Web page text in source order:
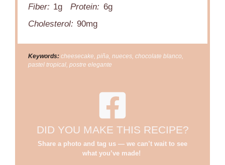
Fiber: 1g Protein: 6g
Cholesterol: 90mg
Keywords: cheesecake, piña, nueces, chocolate blanco,
pastel tropical, postre elegante
DID YOU MAKE THIS RECIPE?
Share a photo and tag us — we can’t wait to see
what you’ve made!